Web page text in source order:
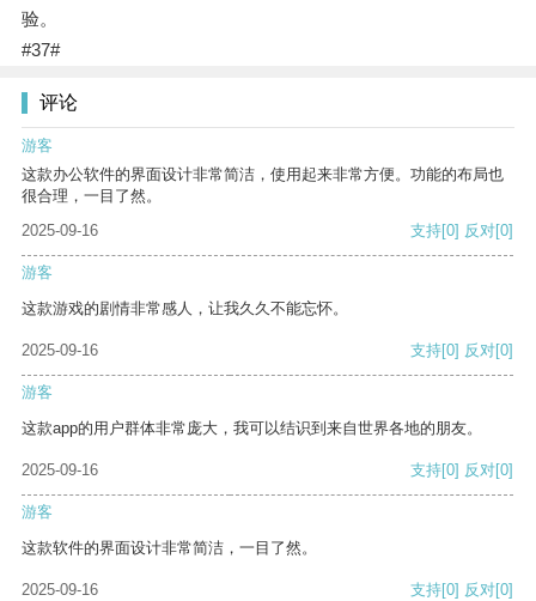
验。
#37#
评论
游客
这款办公软件的界面设计非常简洁，使用起来非常方便。功能的布局也
很合理，一目了然。
2025-09-16
支持[0] 反对[0]
游客
这款游戏的剧情非常感人，让我久久不能忘怀。
2025-09-16 支持[0] 反对[0]
游客
这款app的用户群体非常庞大，我可以结识到来自世界各地的朋友。
2025-09-16 支持[0] 反对[0]
游客
这款软件的界面设计非常简洁，一目了然。
2025-09-16 支持[0] 反对[0]